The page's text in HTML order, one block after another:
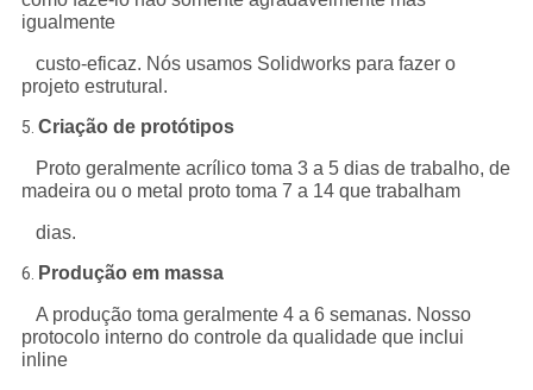
igualmente
custo-eficaz. Nós usamos Solidworks para fazer o
projeto estrutural.
5. Criação de protótipos
Proto geralmente acrílico toma 3 a 5 dias de trabalho, de
madeira ou o metal proto toma 7 a 14 que trabalham
dias.
6. Produção em massa
A produção toma geralmente 4 a 6 semanas. Nosso
protocolo interno do controle da qualidade que inclui
inline